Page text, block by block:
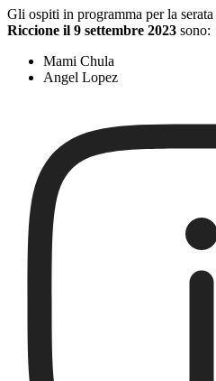
Gli ospiti in programma per la serata
Riccione il 9 settembre 2023 sono:
Mami Chula
Angel Lopez